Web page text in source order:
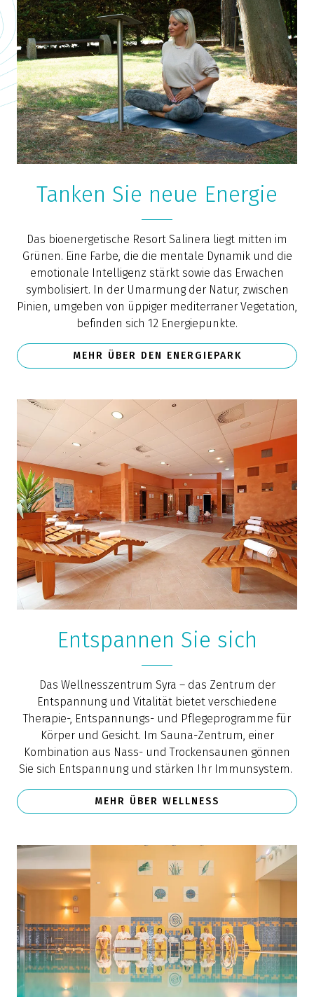
Tanken Sie neue Energie
Das bioenergetische Resort Salinera liegt mitten im
Grünen. Eine Farbe, die die mentale Dynamik und die
emotionale Intelligenz stärkt sowie das Erwachen
symbolisiert. In der Umarmung der Natur, zwischen
Pinien, umgeben von üppiger mediterraner Vegetation,
befinden sich 12 Energiepunkte.
MEHR ÜBER DEN ENERGIEPARK
Entspannen Sie sich
Das Wellnesszentrum Syra – das Zentrum der
Entspannung und Vitalität bietet verschiedene
Therapie-, Entspannungs- und Pflegeprogramme für
Körper und Gesicht. Im Sauna-Zentrum, einer
Kombination aus Nass- und Trockensaunen gönnen
Sie sich Entspannung und stärken Ihr Immunsystem.
MEHR ÜBER WELLNESS